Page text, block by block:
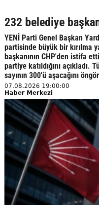
232 belediye
YENİ Parti Genel Başkan
partisinde büyük bir kırılma
başkanının CHP'den istifa
partiye katıldığını açıkladı.
sayının 300'ü aşacağını
07.08.2026 19:00:00
Haber Merkezi